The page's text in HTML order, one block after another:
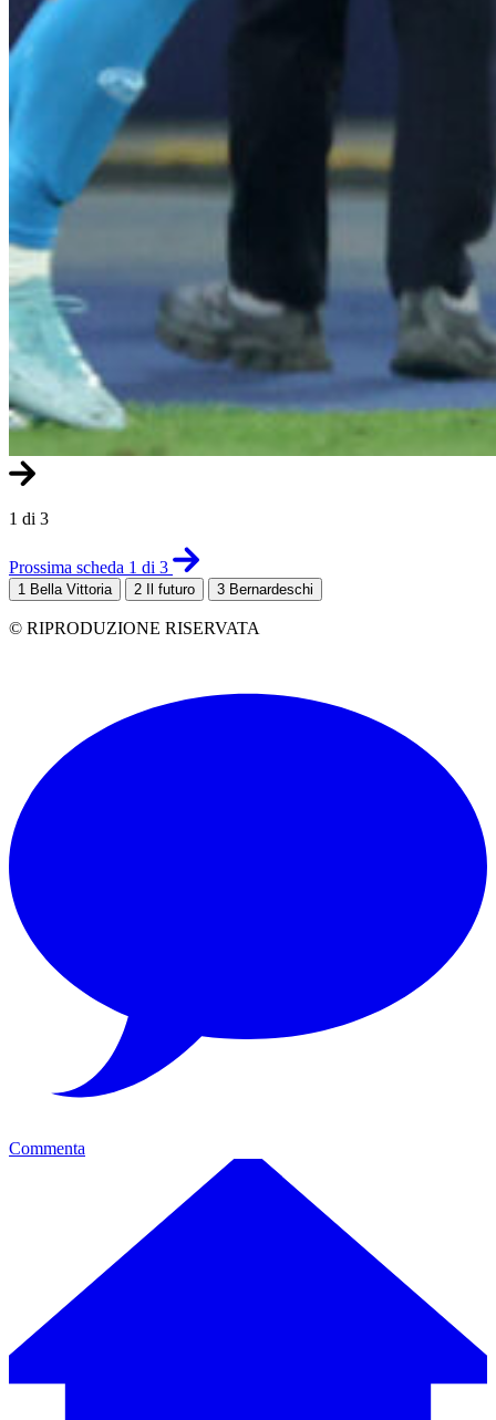
1 di 3
Prossima scheda 1 di 3
1 Bella Vittoria 2 Il futuro 3 Bernardeschi
© RIPRODUZIONE RISERVATA
Commenta